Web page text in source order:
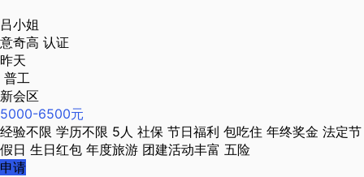
吕小姐
意奇高 认证
昨天
普工
新会区
5000-6500元
经验不限 学历不限 5人 社保 节日福利 包吃住 年终奖金 法定节
假日 生日红包 年度旅游 团建活动丰富 五险
申请